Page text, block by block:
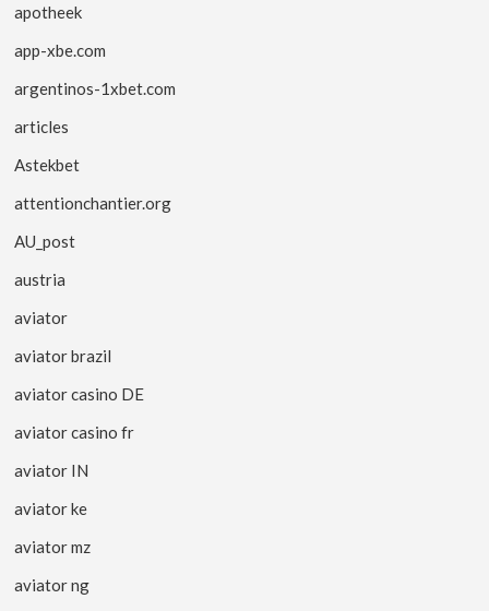
apotheek
app-xbe.com
argentinos-1xbet.com
articles
Astekbet
attentionchantier.org
AU_post
austria
aviator
aviator brazil
aviator casino DE
aviator casino fr
aviator IN
aviator ke
aviator mz
aviator ng